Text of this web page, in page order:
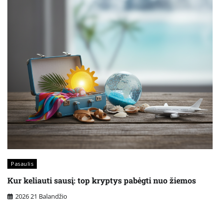
Pasaulis
Kur keliauti sausį: top kryptys pabėgti nuo žiemos
2026 21 Balandžio